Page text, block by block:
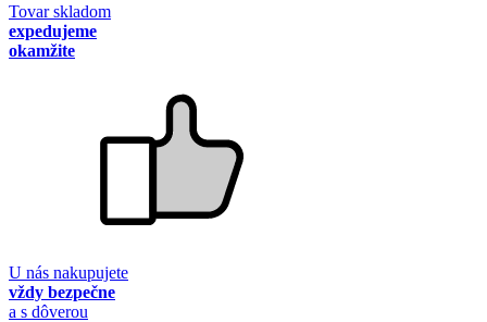
Tovar skladom
expedujeme
okamžite
U nás nakupujete
vždy bezpečne
a s dôverou